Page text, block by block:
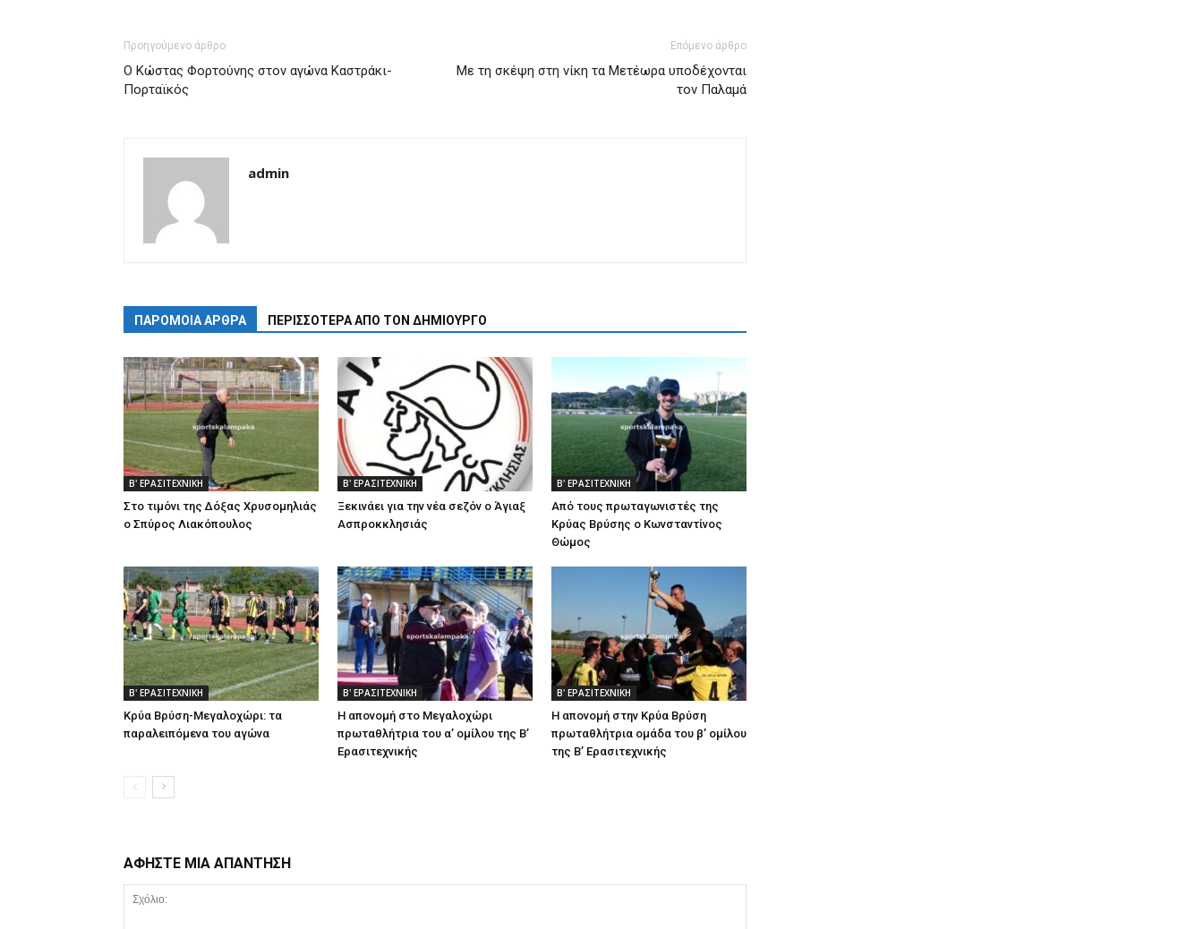
Προηγούμενο άρθρο
Ο Κώστας Φορτούνης στον αγώνα Καστράκι-
Πορταϊκός
Επόμενο άρθρο
Με τη σκέψη στη νίκη τα Μετέωρα υποδέχονται
τον Παλαμά
admin
ΠΑΡΟΜΟΙΑ ΑΡΘΡΑ ΠΕΡΙΣΣΟΤΕΡΑ ΑΠΟ ΤΟΝ ΔΗΜΙΟΥΡΓΟ
Β' ΕΡΑΣΙΤΕΧΝΙΚΗ
Στο τιμόνι της Δόξας Χρυσομηλιάς
ο Σπύρος Λιακόπουλος
Β' ΕΡΑΣΙΤΕΧΝΙΚΗ
Ξεκινάει για την νέα σεζόν ο Άγιαξ
Ασπροκκλησιάς
Β' ΕΡΑΣΙΤΕΧΝΙΚΗ
Από τους πρωταγωνιστές της
Κρύας Βρύσης ο Κωνσταντίνος
Θώμος
Β' ΕΡΑΣΙΤΕΧΝΙΚΗ
Κρύα Βρύση-Μεγαλοχώρι: τα
παραλειπόμενα του αγώνα
Β' ΕΡΑΣΙΤΕΧΝΙΚΗ
Η απονομή στο Μεγαλοχώρι
πρωταθλήτρια του α’ ομίλου της Β’
Ερασιτεχνικής
Β' ΕΡΑΣΙΤΕΧΝΙΚΗ
Η απονομή στην Κρύα Βρύση
πρωταθλήτρια ομάδα του β’ ομίλου
της Β’ Ερασιτεχνικής
ΑΦΗΣΤΕ ΜΙΑ ΑΠΑΝΤΗΣΗ